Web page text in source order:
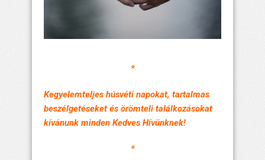
*
Kegyelemteljes húsvéti napokat, tartalmas
beszélgetéseket és örömteli találkozásokat
kívánunk minden Kedves Hívünknek!
*